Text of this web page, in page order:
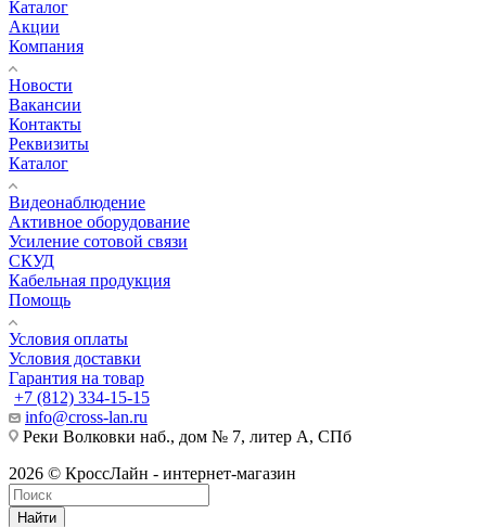
Каталог
Акции
Компания
Новости
Вакансии
Контакты
Реквизиты
Каталог
Видеонаблюдение
Активное оборудование
Усиление сотовой связи
СКУД
Кабельная продукция
Помощь
Условия оплаты
Условия доставки
Гарантия на товар
+7 (812) 334-15-15
info@cross-lan.ru
Реки Волковки наб., дом № 7, литер А, СПб
2026 © КроссЛайн - интернет-магазин
Найти